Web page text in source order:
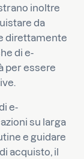
inoltre
da
direttamente
di e-
per essere
e-
su larga
e guidare
acquisto, il